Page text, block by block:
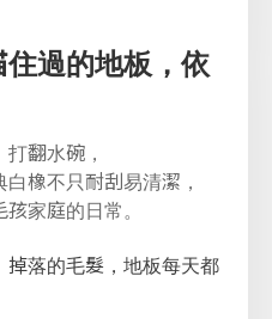
過的地板，依
翻水碗，
橡不只耐刮易清潔，
家庭的日常。
落的毛髮，地板每天都